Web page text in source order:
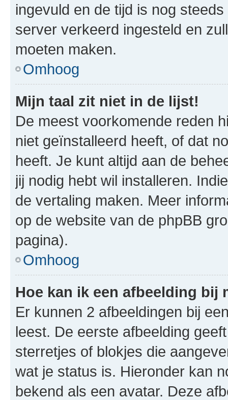
ingevuld en de tijd is nog
server verkeerd ingesteld en
moeten maken.
Omhoog
Mijn taal zit niet in de lijst!
De meest voorkomende reden
niet geïnstalleerd heeft, of dat
heeft. Je kunt altijd aan de
jij nodig hebt wil installeren.
de vertaling maken. Meer
op de website van de phpBB
pagina).
Omhoog
Hoe kan ik een afbeelding bij
Er kunnen 2 afbeeldingen bij
leest. De eerste afbeelding
sterretjes of blokjes die
wat je status is. Hieronder kan
bekend als een avatar. Deze